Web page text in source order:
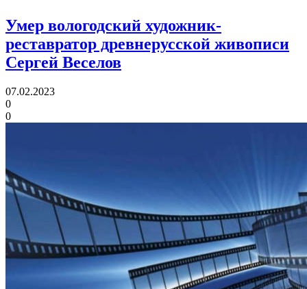
Умер вологодский художник-
реставратор древнерусской живописи
Сергей Веселов
07.02.2023
0
0